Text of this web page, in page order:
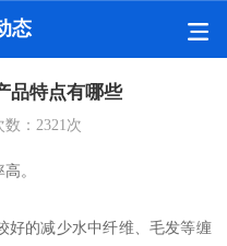
态
品特点有哪些
： 2321次
。
好的减少水中纤维、毛发等缠